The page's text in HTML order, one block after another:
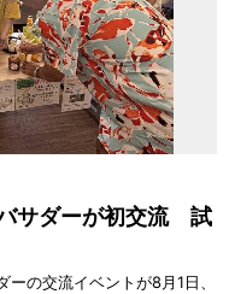
サダーが初交流 試
の交流イベントが8月1日、